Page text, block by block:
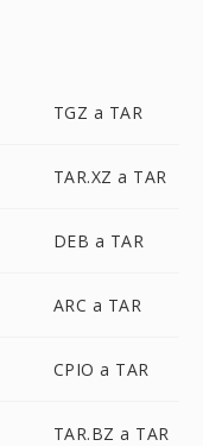
TGZ a TAR
TAR.XZ a TAR
DEB a TAR
ARC a TAR
CPIO a TAR
TAR.BZ a TAR